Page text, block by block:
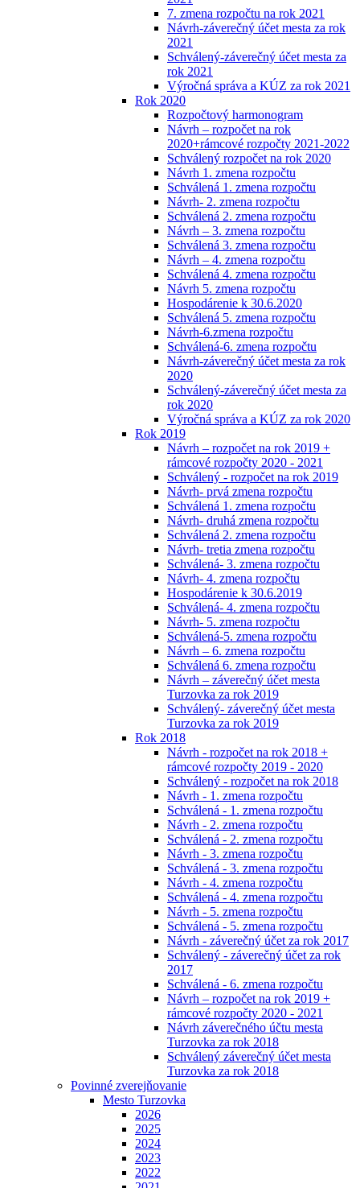
7. zmena rozpočtu na rok 2021
Návrh-záverečný účet mesta za rok
2021
Schválený-záverečný účet mesta za
rok 2021
Výročná správa a KÚZ za rok 2021
Rok 2020
Rozpočtový harmonogram
Návrh – rozpočet na rok
2020+rámcové rozpočty 2021-2022
Schválený rozpočet na rok 2020
Návrh 1. zmena rozpočtu
Schválená 1. zmena rozpočtu
Návrh- 2. zmena rozpočtu
Schválená 2. zmena rozpočtu
Návrh – 3. zmena rozpočtu
Schválená 3. zmena rozpočtu
Návrh – 4. zmena rozpočtu
Schválená 4. zmena rozpočtu
Návrh 5. zmena rozpočtu
Hospodárenie k 30.6.2020
Schválená 5. zmena rozpočtu
Návrh-6.zmena rozpočtu
Schválená-6. zmena rozpočtu
Návrh-záverečný účet mesta za rok
2020
Schválený-záverečný účet mesta za
rok 2020
Výročná správa a KÚZ za rok 2020
Rok 2019
Návrh – rozpočet na rok 2019 +
rámcové rozpočty 2020 - 2021
Schválený - rozpočet na rok 2019
Návrh- prvá zmena rozpočtu
Schválená 1. zmena rozpočtu
Návrh- druhá zmena rozpočtu
Schválená 2. zmena rozpočtu
Návrh- tretia zmena rozpočtu
Schválená- 3. zmena rozpočtu
Návrh- 4. zmena rozpočtu
Hospodárenie k 30.6.2019
Schválená- 4. zmena rozpočtu
Návrh- 5. zmena rozpočtu
Schválená-5. zmena rozpočtu
Návrh – 6. zmena rozpočtu
Schválená 6. zmena rozpočtu
Návrh – záverečný účet mesta
Turzovka za rok 2019
Schválený- záverečný účet mesta
Turzovka za rok 2019
Rok 2018
Návrh - rozpočet na rok 2018 +
rámcové rozpočty 2019 - 2020
Schválený - rozpočet na rok 2018
Návrh - 1. zmena rozpočtu
Schválená - 1. zmena rozpočtu
Návrh - 2. zmena rozpočtu
Schválená - 2. zmena rozpočtu
Návrh - 3. zmena rozpočtu
Schválená - 3. zmena rozpočtu
Návrh - 4. zmena rozpočtu
Schválená - 4. zmena rozpočtu
Návrh - 5. zmena rozpočtu
Schválená - 5. zmena rozpočtu
Návrh - záverečný účet za rok 2017
Schválený - záverečný účet za rok
2017
Schválená - 6. zmena rozpočtu
Návrh – rozpočet na rok 2019 +
rámcové rozpočty 2020 - 2021
Návrh záverečného účtu mesta
Turzovka za rok 2018
Schválený záverečný účet mesta
Turzovka za rok 2018
Povinné zverejňovanie
Mesto Turzovka
2026
2025
2024
2023
2022